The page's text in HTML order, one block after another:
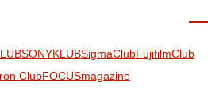
SONYKLUBSigmaClubFujifilmClub
ClubFOCUSmagazine